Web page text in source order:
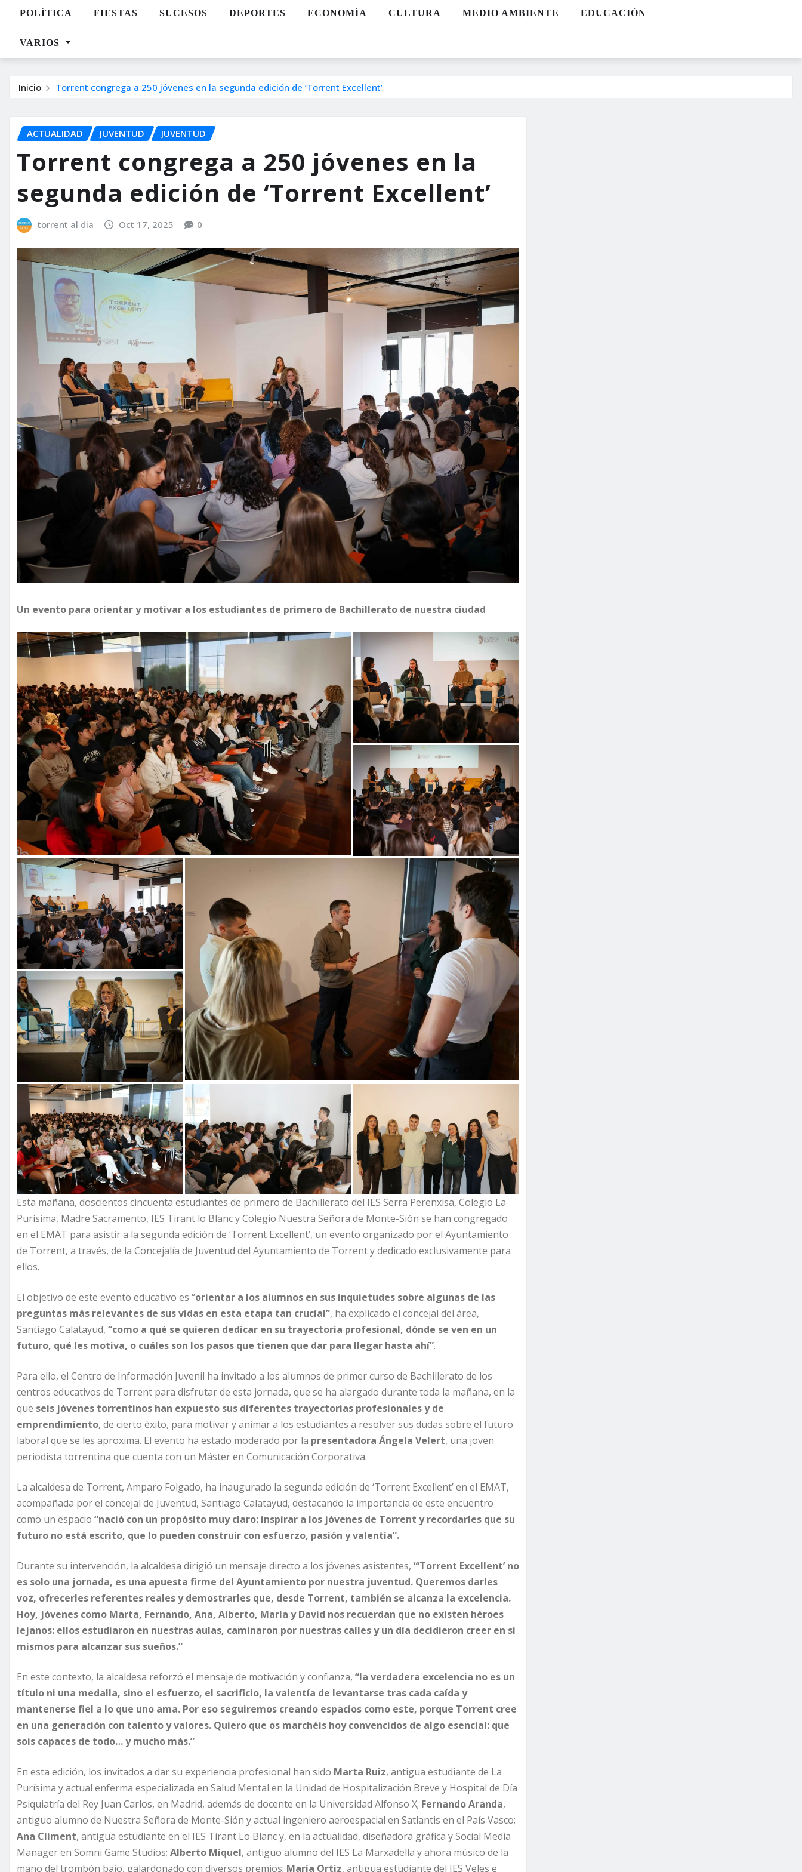
POLÍTICA FIESTAS SUCESOS DEPORTES ECONOMÍA CULTURA MEDIO AMBIENTE EDUCACIÓN
VARIOS
Inicio Torrent congrega a 250 jóvenes en la segunda edición de ‘Torrent Excellent’
ACTUALIDAD JUVENTUD JUVENTUD
Torrent congrega a 250 jóvenes en la
segunda edición de ‘Torrent Excellent’
torrent al dia Oct 17, 2025 0
Un evento para orientar y motivar a los estudiantes de primero de Bachillerato de nuestra ciudad
Esta mañana, doscientos cincuenta estudiantes de primero de Bachillerato del IES Serra Perenxisa, Colegio La
Purísima, Madre Sacramento, IES Tirant lo Blanc y Colegio Nuestra Señora de Monte-Sión se han congregado
en el EMAT para asistir a la segunda edición de ‘Torrent Excellent’, un evento organizado por el Ayuntamiento
de Torrent, a través, de la Concejalía de Juventud del Ayuntamiento de Torrent y dedicado exclusivamente para
ellos.
El objetivo de este evento educativo es “orientar a los alumnos en sus inquietudes sobre algunas de las
preguntas más relevantes de sus vidas en esta etapa tan crucial”, ha explicado el concejal del área,
Santiago Calatayud, “como a qué se quieren dedicar en su trayectoria profesional, dónde se ven en un
futuro, qué les motiva, o cuáles son los pasos que tienen que dar para llegar hasta ahí”.
Para ello, el Centro de Información Juvenil ha invitado a los alumnos de primer curso de Bachillerato de los
centros educativos de Torrent para disfrutar de esta jornada, que se ha alargado durante toda la mañana, en la
que seis jóvenes torrentinos han expuesto sus diferentes trayectorias profesionales y de
emprendimiento, de cierto éxito, para motivar y animar a los estudiantes a resolver sus dudas sobre el futuro
laboral que se les aproxima. El evento ha estado moderado por la presentadora Ángela Velert, una joven
periodista torrentina que cuenta con un Máster en Comunicación Corporativa.
La alcaldesa de Torrent, Amparo Folgado, ha inaugurado la segunda edición de ‘Torrent Excellent’ en el EMAT,
acompañada por el concejal de Juventud, Santiago Calatayud, destacando la importancia de este encuentro
como un espacio “nació con un propósito muy claro: inspirar a los jóvenes de Torrent y recordarles que su
futuro no está escrito, que lo pueden construir con esfuerzo, pasión y valentía”.
Durante su intervención, la alcaldesa dirigió un mensaje directo a los jóvenes asistentes, “‘Torrent Excellent’ no
es solo una jornada, es una apuesta firme del Ayuntamiento por nuestra juventud. Queremos darles
voz, ofrecerles referentes reales y demostrarles que, desde Torrent, también se alcanza la excelencia.
Hoy, jóvenes como Marta, Fernando, Ana, Alberto, María y David nos recuerdan que no existen héroes
lejanos: ellos estudiaron en nuestras aulas, caminaron por nuestras calles y un día decidieron creer en sí
mismos para alcanzar sus sueños.”
En este contexto, la alcaldesa reforzó el mensaje de motivación y confianza, “la verdadera excelencia no es un
título ni una medalla, sino el esfuerzo, el sacrificio, la valentía de levantarse tras cada caída y
mantenerse fiel a lo que uno ama. Por eso seguiremos creando espacios como este, porque Torrent cree
en una generación con talento y valores. Quiero que os marchéis hoy convencidos de algo esencial: que
sois capaces de todo… y mucho más.”
En esta edición, los invitados a dar su experiencia profesional han sido Marta Ruiz, antigua estudiante de La
Purísima y actual enferma especializada en Salud Mental en la Unidad de Hospitalización Breve y Hospital de Día
Psiquiatría del Rey Juan Carlos, en Madrid, además de docente en la Universidad Alfonso X; Fernando Aranda,
antiguo alumno de Nuestra Señora de Monte-Sión y actual ingeniero aeroespacial en Satlantis en el País Vasco;
Ana Climent, antigua estudiante en el IES Tirant Lo Blanc y, en la actualidad, diseñadora gráfica y Social Media
Manager en Somni Game Studios; Alberto Miquel, antiguo alumno del IES La Marxadella y ahora músico de la
mano del trombón bajo, galardonado con diversos premios; María Ortiz, antigua estudiante del IES Veles e